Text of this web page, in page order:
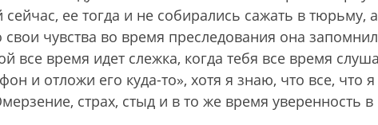
ее тогда и не собирались сажать в тюрьму, а
чувства во время преследования она
все время идет слежка, когда тебя все время
и отложи его куда-то», хотя я знаю, что все, что я
страх, стыд и в то же время уверенность в